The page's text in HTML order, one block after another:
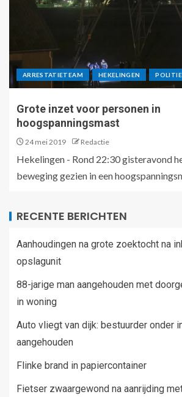
ARRESTATIETEAM HEKELINGEN POLITIE
Grote inzet voor personen in
hoogspanningsmast
24 mei 2019 Redactie
Hekelingen - Rond 22:30 gisteravond
beweging gezien in een
RECENTE BERICHTEN
Aanhoudingen na grote zoektocht na
opslagunit
88-jarige man aangehouden met
in woning
Auto vliegt van dijk: bestuurder onder
aangehouden
Flinke brand in papiercontainer
Fietser zwaargewond na aanrijding